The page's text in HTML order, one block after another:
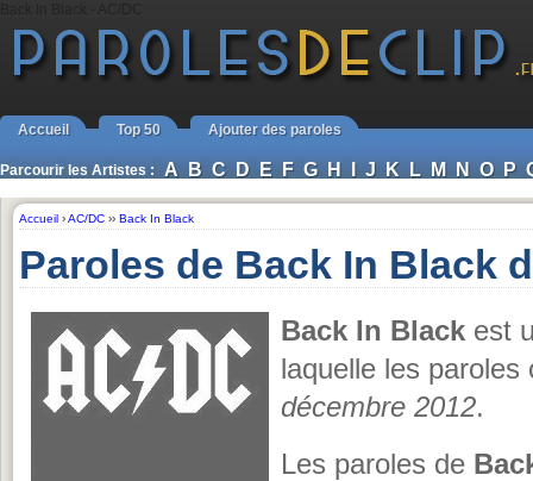
Accueil Top 50 Ajouter des paroles
Parcourir les Artistes : A B C D E F G H I J K L M N O P
Accueil ›AC/DC ›› Back In Black
Paroles de Back In Black
Back In Black est
laquelle les
décembre 2012.
Les paroles de